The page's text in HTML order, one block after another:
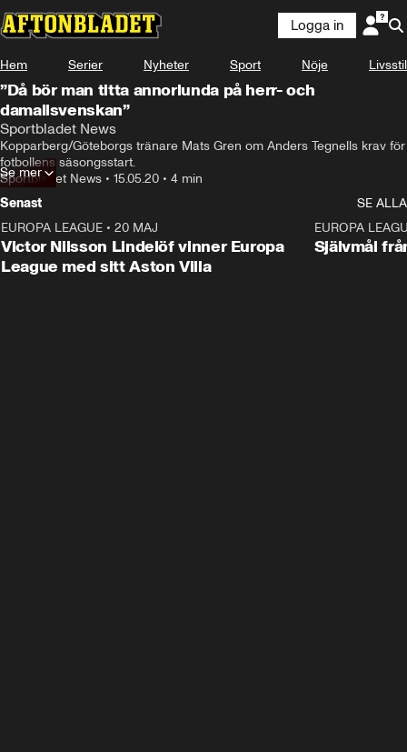
Logga in
Hem Serier Nyheter Sport Nöje Livsstil
”Då bör man titta annorlunda på herr- och
damallsvenskan”
Sportbladet News
Kopparberg/Göteborgs tränare Mats Gren om Anders Tegnells krav för
fotbollens säsongsstart.
Sportbladet News • 15.05.20 • 4 min
Se mer
Senast
SE ALLA
EUROPA LEAGUE • 20 MAJ
Victor Nilsson Lindelöf vinner Europa
League med sitt Aston Villa
EUROPA
Självmål